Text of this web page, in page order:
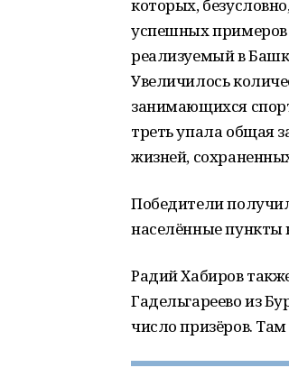
которых,
успешных примеров
реализуемый в
Увеличилось
занимающихся
треть упала общая
жизней,
Победители
населённые пункты
Радий Хабиров
Гадельгареево из
число призёров.